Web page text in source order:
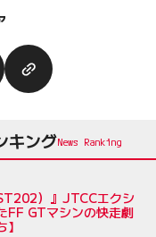
キング
）』JTCCエクシ
FF GTマシンの快走劇